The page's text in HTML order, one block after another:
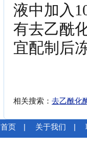
液中加入
有去乙酰
宜配制后
相关搜索： 去乙酰化
首页 关于我们